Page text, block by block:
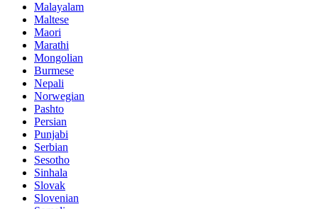
Malayalam
Maltese
Maori
Marathi
Mongolian
Burmese
Nepali
Norwegian
Pashto
Persian
Punjabi
Serbian
Sesotho
Sinhala
Slovak
Slovenian